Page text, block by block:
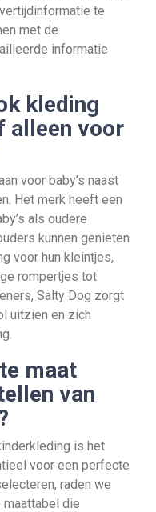
te
met de
informatie
kleding
alleen voor
voor baby’s naast
Het merk heeft een
als oudere
kunnen genieten
voor hun kleintjes,
rompertjes tot
Salty Dog zorgt
uitzien en zich
maat
van
is het
voor een perfecte
raden we
maattabel die